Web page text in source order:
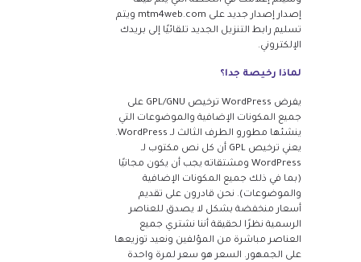
إصدار إصدار جديد على mtm4web.com ويتم
تسليم رابط التنزيل الجديد تلقائيًا إلى بريدك
الإلكتروني.
لماذا رخيصة جدا؟
يفرض WordPress ترخيص GPL/GNU على
جميع المكونات الإضافية والموضوعات التي
ينشئها مطورو الطرف الثالث لـ WordPress.
يعني ترخيص GPL أن كل نص مكتوب لـ
WordPress ومشتقاته يجب أن يكون مجانيًا
(بما في ذلك جميع المكونات الإضافية
والموضوعات). نحن قادرون على تقديم
أسعار منخفضة بشكل لا يصدق للعناصر
الرسمية نظرًا لحقيقة أننا نشتري جميع
العناصر مباشرة من المؤلفين ونعيد توزيعها
على الجمهور. السعر هو سعر لمرة واحدة